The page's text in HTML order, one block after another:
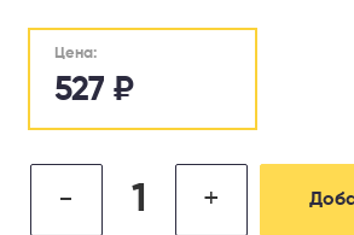
Цена:
527 ₽
- +